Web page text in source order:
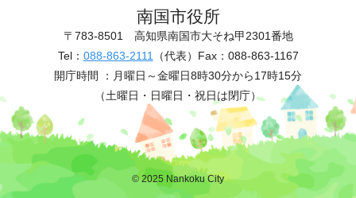
南国市役所
〒783-8501 高知県南国市大そね甲2301番地
Tel： 088-863-2111 （代表） Fax：088-863-1167
開庁時間 ： 月曜日～金曜日8時30分から17時15分
（土曜日・日曜日・祝日は閉庁）
© 2025 Nankoku City